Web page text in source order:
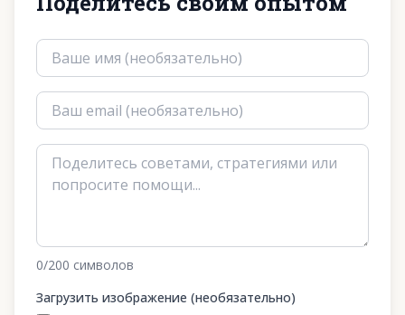
0/200 символов
Загрузить изображение (необязательно)